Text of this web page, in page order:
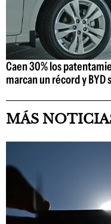
Caen 30% los
marcan un récord y BYD
MÁS